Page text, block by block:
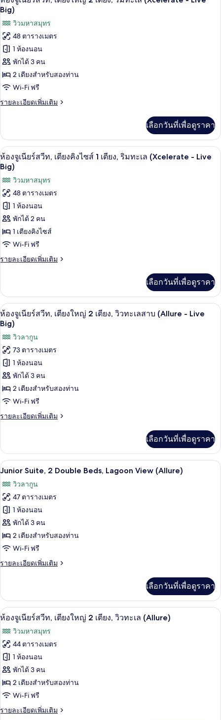
1
เตียง,
วิว
ทะเล
(Xcelerate)
จู
เนียร์
สวี
ท,
เตียง
คิง
ไซส์
เตียง,
วิว
(Xcelerate)
ภาพถ่าย
ทั้งหมด
ของ
ห้อง
จู
เนียร์
2
เตียง,
ริม
ทะเล
(Xcelerate
-
Live
Big)
Big)
วิวมหาสมุทร
48 ตารางเมตร
1 ห้องนอน
พักได้ 3 คน
2 เตียงสำหรับสองท่าน
Wi-Fi ฟรี
รายละเอียดเพิ่มเติม
ราย
เกี่ยว
กับ
ห้อง
จู
เนียร์
สวี
ท,
เตียง
ใหญ่
2
ริม
ทะเล
-
เลือกวันที่เพื่อดูราคา
เปิด
ภาพถ่าย
ทั้งหมด
ของ
ห้อง
จู
เนียร์
ไซส์
1
เตียง,
ริม
ทะเล
(Xcelerate
-
Live
Big)
เครื่องนอนระดับพรีเมียม, ผ้านวมขนเ
7
ห้องจูเนียร์สวีท, เตียงคิงไซส์ 1 เตียง, ริมทะเล (Xcelerate - Live
Big)
วิวมหาสมุทร
48 ตารางเมตร
1 ห้องนอน
พักได้ 2 คน
1 เตียงคิงไซส์
Wi-Fi ฟรี
รายละเอียดเพิ่มเติม
ราย
เกี่ยว
กับ
ห้อง
จู
เนียร์
สวี
ท,
เตียง
คิง
ไซส์
เตียง,
ริม
(Xcelerate
เลือกวันที่เพื่อดูราคา
เปิด
ภาพถ่าย
ทั้งหมด
ของ
ห้อง
จู
เนียร์
2
เตียง,
ทะเลสาบ
(Allure
-
Live
Big)
ห้องจูเนียร์สวีท, เตียงใหญ่ 2 เตียง, วิ
7
ห้องจูเนียร์สวีท, เตียงใหญ่ 2 เตียง, วิวทะเลสาบ (Allure - Live
Big)
วิวลากูน
73 ตารางเมตร
1 ห้องนอน
พักได้ 3 คน
2 เตียงสำหรับสองท่าน
Wi-Fi ฟรี
รายละเอียดเพิ่มเติม
ราย
เกี่ยว
กับ
ห้อง
เนียร์
สวี
ท,
เตียง
ใหญ่
2
เตียง,
วิว
(Allure
Big)
เลือกวันที่เพื่อดูราคา
เปิด
ภาพถ่าย
ทั้งหมด
ของ
Junior
Suite,
2
Beds,
(Allure)
เครื่องนอนระดับพรีเมียม, ผ้านวมขนเ
6
Junior Suite, 2 Double Beds, Lagoon View (Allure)
วิวลากูน
47 ตารางเมตร
1 ห้องนอน
พักได้ 3 คน
2 เตียงสำหรับสองท่าน
Wi-Fi ฟรี
รายละเอียดเพิ่มเติม
ราย
เกี่ยว
กับ
Junior
Suite,
2
Double
Beds,
Lagoon
View
(Allure)
เลือกวันที่เพื่อดูราคา
เปิด
ภาพถ่าย
ทั้งหมด
ของ
ห้อง
จู
เนียร์
สวีท,
เครื่องนอนระดับพรีเมียม, ผ้านวมขนเ
6
ห้องจูเนียร์สวีท, เตียงใหญ่ 2 เตียง, วิวทะเล (Allure)
วิวมหาสมุทร
44 ตารางเมตร
1 ห้องนอน
พักได้ 3 คน
2 เตียงสำหรับสองท่าน
Wi-Fi ฟรี
รายละเอียดเพิ่มเติม
ราย